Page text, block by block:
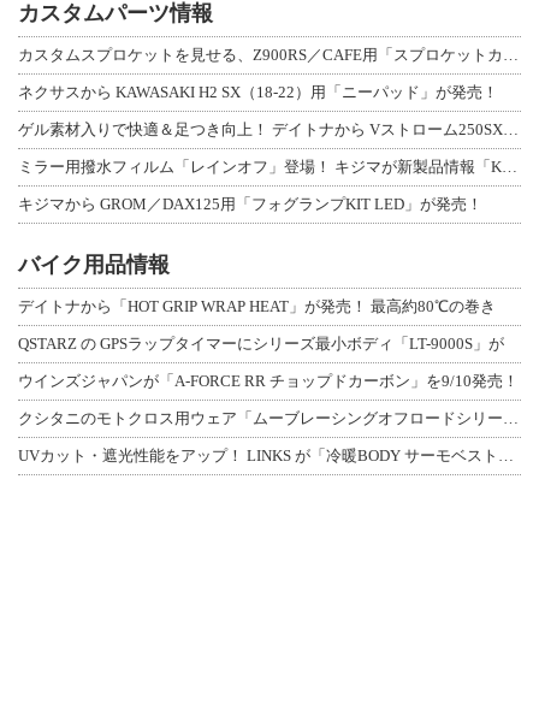
カスタムパーツ情報
カスタムスプロケットを見せる、Z900RS／CAFE用「スプロケットカバーフルキ
ネクサスから KAWASAKI H2 SX（18-22）用「ニーパッド」が発売！
ゲル素材入りで快適＆足つき向上！ デイトナから Vストローム250SX用「快適ロ
ミラー用撥水フィルム「レインオフ」登場！ キジマが新製品情報「KIJIMA NE
キジマから GROM／DAX125用「フォグランプKIT LED」が発売！
バイク用品情報
デイトナから「HOT GRIP WRAP HEAT」が発売！ 最高約80℃の巻き
QSTARZ の GPSラップタイマーにシリーズ最小ボディ「LT-9000S」が
ウインズジャパンが「A-FORCE RR チョップドカーボン」を9/10発売！
クシタニのモトクロス用ウェア「ムーブレーシングオフロードシリーズ」3アイテムが登
UVカット・遮光性能をアップ！ LINKS が「冷暖BODY サーモベスト」改良